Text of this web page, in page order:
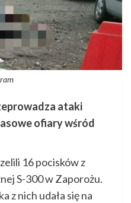
ataki
ofiary wśród
16 pocisków z
S-300 w Zaporożu.
z nich udała się na